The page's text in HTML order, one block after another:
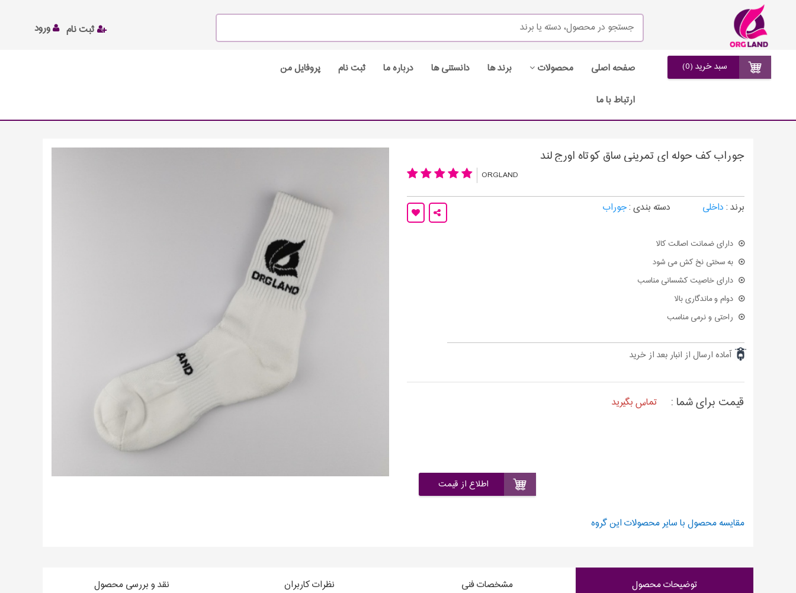
ورود ثبت نام
صفحه اصلی محصولات برند ها دانستنی ها درباره ما ثبت نام پروفایل من
ارتباط با ما
سبد خرید (0)
جوراب کف حوله ای تمرینی ساق کوتاه اورج لند
ORGLAND
برند : داخلی دسته بندی :جوراب
دارای ضمانت اصالت کالا
به سختی نخ کش می شود
دارای خاصیت کشسانی مناسب
دوام و ماندگاری بالا
راحتی و نرمی مناسب
آماده ارسال از انبار بعد از خرید
قیمت برای شما : تماس بگیرید
اطلاع از قیمت
مقایسه محصول با سایر محصولات این گروه
توضیحات محصول مشخصات فنی نظرات کاربران نقد و بررسی محصول